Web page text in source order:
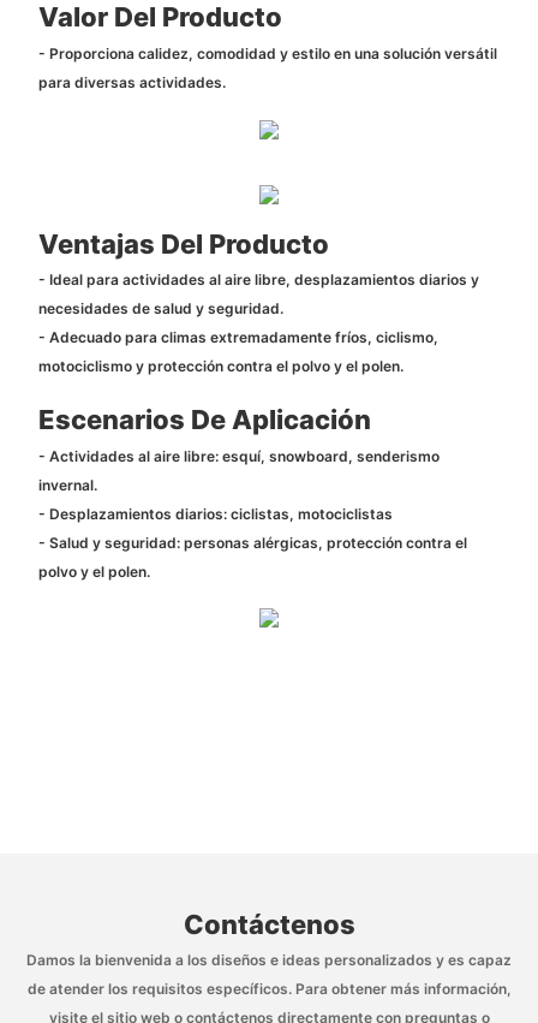
Valor Del Producto
- Proporciona calidez, comodidad y estilo en una solución versátil
para diversas actividades.
Ventajas Del Producto
- Ideal para actividades al aire libre, desplazamientos diarios y
necesidades de salud y seguridad.
- Adecuado para climas extremadamente fríos, ciclismo,
motociclismo y protección contra el polvo y el polen.
Escenarios De Aplicación
- Actividades al aire libre: esquí, snowboard, senderismo
invernal.
- Desplazamientos diarios: ciclistas, motociclistas
- Salud y seguridad: personas alérgicas, protección contra el
polvo y el polen.
Contáctenos
Damos la bienvenida a los diseños e ideas personalizados y es capaz
de atender los requisitos específicos. Para obtener más información,
visite el sitio web o contáctenos directamente con preguntas o